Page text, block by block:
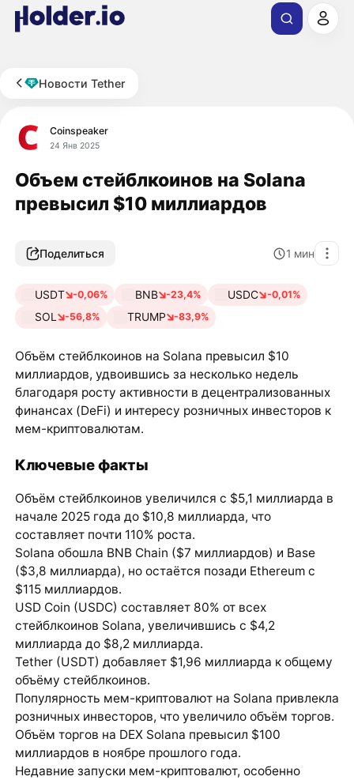
Новости Tether
Coinspeaker
24 Янв 2025
Объем стейблкоинов на Solana
превысил $10 миллиардов
Поделиться 1 мин
USDT -0,06% BNB -23,4% USDC -0,01%
SOL -56,8% TRUMP -83,9%
Объём стейблкоинов на Solana превысил $10
миллиардов, удвоившись за несколько недель
благодаря росту активности в децентрализованных
финансах (DeFi) и интересу розничных инвесторов к
мем-криптовалютам.
Ключевые факты
Объём стейблкоинов увеличился с $5,1 миллиарда в
начале 2025 года до $10,8 миллиарда, что
составляет почти 110% роста.
Solana обошла BNB Chain ($7 миллиардов) и Base
($3,8 миллиарда), но остаётся позади Ethereum с
$115 миллиардов.
USD Coin (USDC) составляет 80% от всех
стейблкоинов Solana, увеличившись с $4,2
миллиарда до $8,2 миллиарда.
Tether (USDT) добавляет $1,96 миллиарда к общему
объёму стейблкоинов.
Популярность мем-криптовалют на Solana привлекла
розничных инвесторов, что увеличило объём торгов.
Объём торгов на DEX Solana превысил $100
миллиардов в ноябре прошлого года.
Недавние запуски мем-криптовалют, особенно